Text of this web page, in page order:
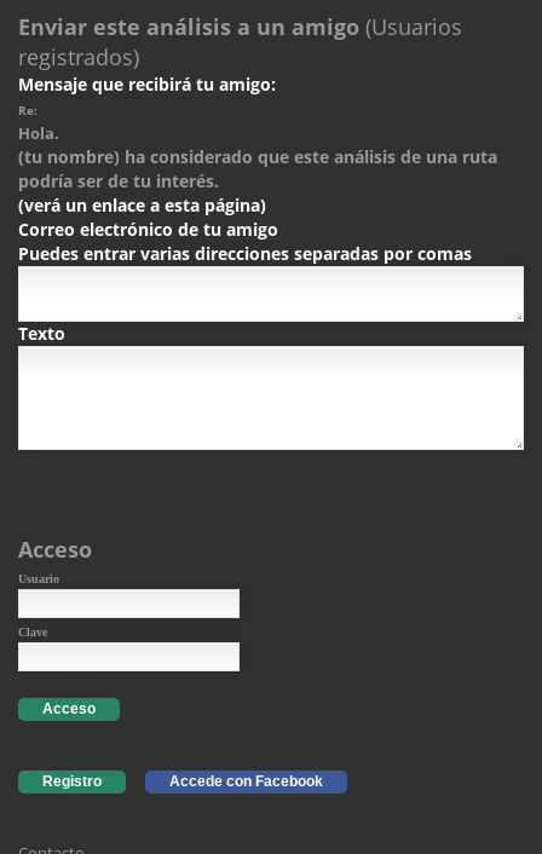
Enviar este análisis a un amigo (Usuarios
registrados)
Mensaje que recibirá tu amigo:
Re:
Hola.
(tu nombre) ha considerado que este análisis de una ruta
podría ser de tu interés.
(verá un enlace a esta página)
Correo electrónico de tu amigo
Puedes entrar varias direcciones separadas por comas
Texto
Acceso
Usuario
Clave
Acceso
Registro Accede con Facebook